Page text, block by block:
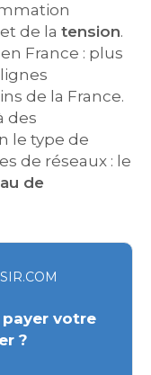
et de la tension.
France : plus
de la France.
des
le type de
de réseaux : le
de
payer votre
?